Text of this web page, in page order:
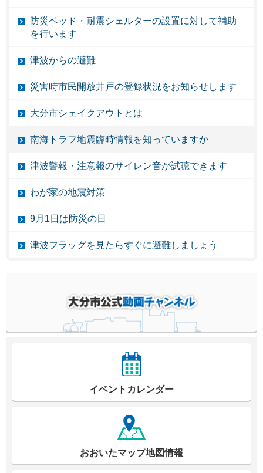
防災ベッド・耐震シェルターの設置に対して補助
を行います
津波からの避難
災害時市民開放井戸の登録状況をお知らせします
大分市シェイクアウトとは
南海トラフ地震臨時情報を知っていますか
津波警報・注意報のサイレン音が試聴できます
わが家の地震対策
9月1日は防災の日
津波フラッグを見たらすぐに避難しましょう
イベントカレンダー
おおいたマップ地図情報